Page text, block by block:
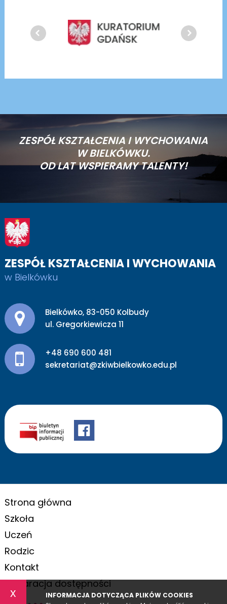
x INFORMACJA DOTYCZĄCA PLIKÓW COOKIES
ZESPÓŁ KSZTAŁCENIA I WYCHOWANIA
W BIELKÓWKU.
OD LAT WSPIERAMY TALENTY!
ZESPÓŁ KSZTAŁCENIA I WYCHOWANIA
w Bielkówku
Adres pocztowy:
Bielkówko, 83-050 Kolbudy
ul. Gregorkiewicza 11
+48 690 600 481
sekretariat@zkiwbielkowko.edu.pl
Strona główna
Szkoła
Uczeń
Rodzic
Kontakt
Deklaracja dostępności